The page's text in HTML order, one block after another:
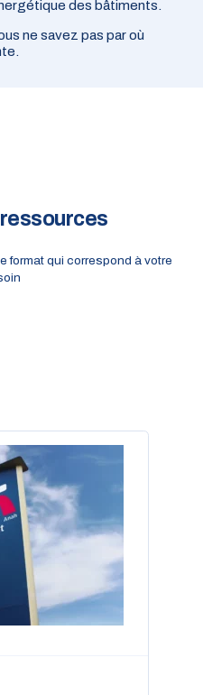
des bâtiments.
ne savez pas par où
format qui correspond à votre